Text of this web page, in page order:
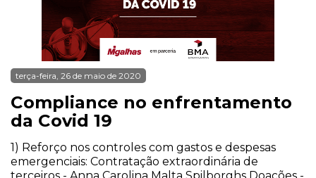
terça-feira, 26 de maio de 2020
Compliance no enfrentamento
da Covid 19
1) Reforço nos controles com gastos e despesas
emergenciais: Contratação extraordinária de